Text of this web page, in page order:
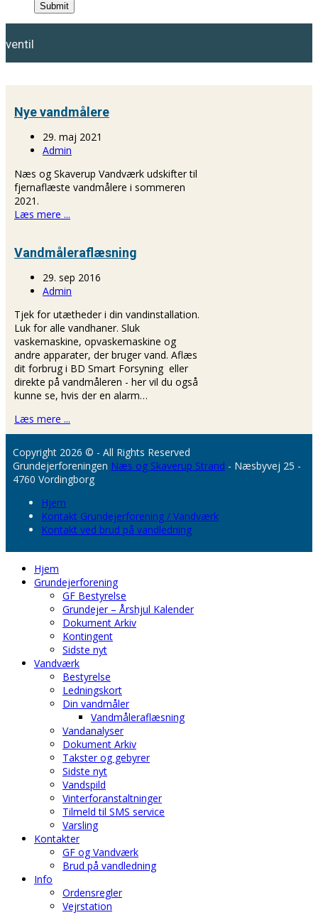
Submit
ventil
Nye vandmålere
29. maj 2021
Admin
Næs og Skaverup Vandværk udskifter til
fjernaflæste vandmålere i sommeren
2021.
Læs mere ...
Vandmåleraflæsning
29. sep 2016
Admin
Tjek for utætheder i din vandinstallation.
Luk for alle vandhaner. Sluk
vaskemaskine, opvaskemaskine og
andre apparater, der bruger vand. Aflæs
dit forbrug i BD Smart Forsyning eller
direkte på vandmåleren - her vil du også
kunne se, hvis der en alarm…
Læs mere ...
Copyright 2026 © - All Rights Reserved
Grundejerforeningen Næs og Skaverup Strand - Næsbyvej 25 -
4760 Vordingborg
Hjem
Kontakt Grundejerforening / Vandværk
Kontakt ved brud på vandledning
Hjem
Grundejerforening
GF Bestyrelse
Grundejer – Årshjul Kalender
Dokument Arkiv
Kontingent
Sidste nyt
Vandværk
Bestyrelse
Ledningskort
Din vandmåler
Vandmåleraflæsning
Vandanalyser
Dokument Arkiv
Takster og gebyrer
Sidste nyt
Vandspild
Vinterforanstaltninger
Tilmeld til SMS service
Varsling
Kontakter
GF og Vandværk
Brud på vandledning
Info
Ordensregler
Vejrstation